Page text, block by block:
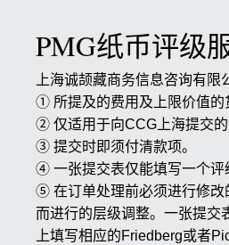
PMG纸币评级
上海诚颉藏商务信息咨询有
① 所提及的费用及上限价值的
② 仅适用于向CCG上海提交的
③ 提交时即须付清款项。
④ 一张提交表仅能填写一个评
⑤ 在订单处理前必须进行修改
而进行的层级调整。一张提交
上填写相应的Friedberg或者